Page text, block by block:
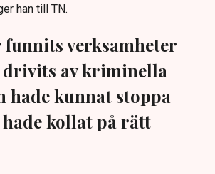
han till TN.
funnits verksamheter
drivits av kriminella
hade kunnat stoppa
kollat på rätt